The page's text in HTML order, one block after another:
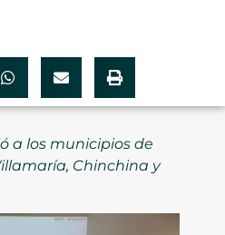
a los municipios de
Chinchina y